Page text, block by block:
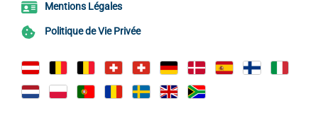
Mentions Légales
Politique de Vie Privée